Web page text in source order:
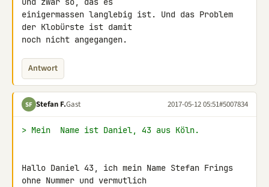
einigermassen langlebig ist. Und das Problem
der Klobürste ist damit
noch nicht angegangen.
Antwort
SF Stefan F.Gast 2017-05-12 05:51#5007834
> Mein  Name ist Daniel, 43 aus Köln.
Hallo Daniel 43, ich mein Name Stefan Frings
ohne Nummer und vermutlich